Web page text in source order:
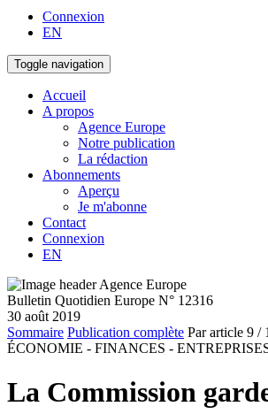
Connexion
EN
Toggle navigation
Accueil
A propos
Agence Europe
Notre publication
La rédaction
Abonnements
Aperçu
Je m'abonne
Contact
Connexion
EN
Bulletin Quotidien Europe N° 12316
30 août 2019
Sommaire Publication complète Par article 9 /
ÉCONOMIE - FINANCES -
La Commission